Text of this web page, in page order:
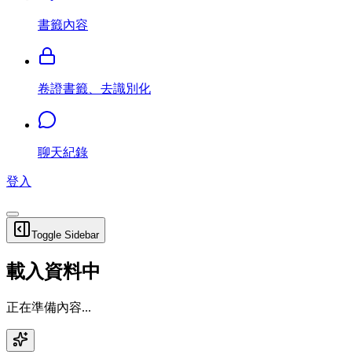
書籤內容
卷證書籤、去識別化
聊天紀錄
登入
Toggle Sidebar
載入資料中
正在準備內容...